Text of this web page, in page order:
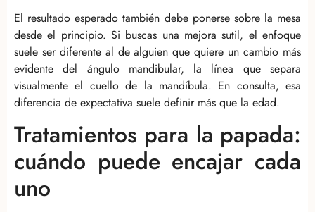
El resultado esperado también debe ponerse sobre la mesa
desde el principio. Si buscas una mejora sutil, el enfoque
suele ser diferente al de alguien que quiere un cambio más
evidente del ángulo mandibular, la línea que separa
visualmente el cuello de la mandíbula. En consulta, esa
diferencia de expectativa suele definir más que la edad.
Tratamientos para la papada:
cuándo puede encajar cada
uno